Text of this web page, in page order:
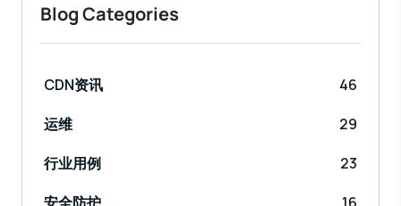
Blog Categories
CDN资讯
46
运维
29
行业用例
23